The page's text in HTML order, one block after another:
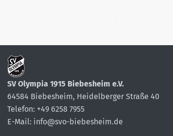
SV Olympia 1915 Biebesheim e.V.
64584 Biebesheim, Heidelberger Straße 40
Telefon: +49 6258 7955
E-Mail: info@svo-biebesheim.de